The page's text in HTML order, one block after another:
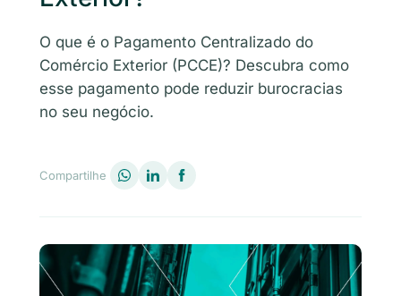
O que é o Pagamento Centralizado do
Comércio Exterior (PCCE)? Descubra como
esse pagamento pode reduzir burocracias
no seu negócio.
Compartilhe